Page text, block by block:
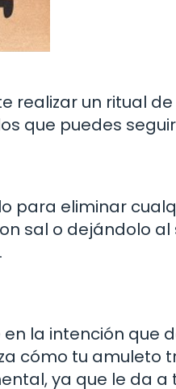
realizar un ritual
que puedes
para eliminar
sal o dejándolo
la intención que
cómo tu amuleto
ya que le da a